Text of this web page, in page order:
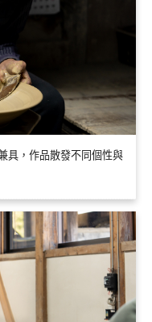
具，作品散發不同個性與